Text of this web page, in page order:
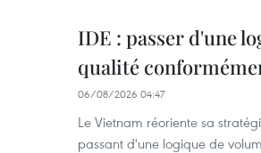
IDE : passer d'une
qualité
06/08/2026 04:47
Le Vietnam réoriente sa
passant d'une logique de